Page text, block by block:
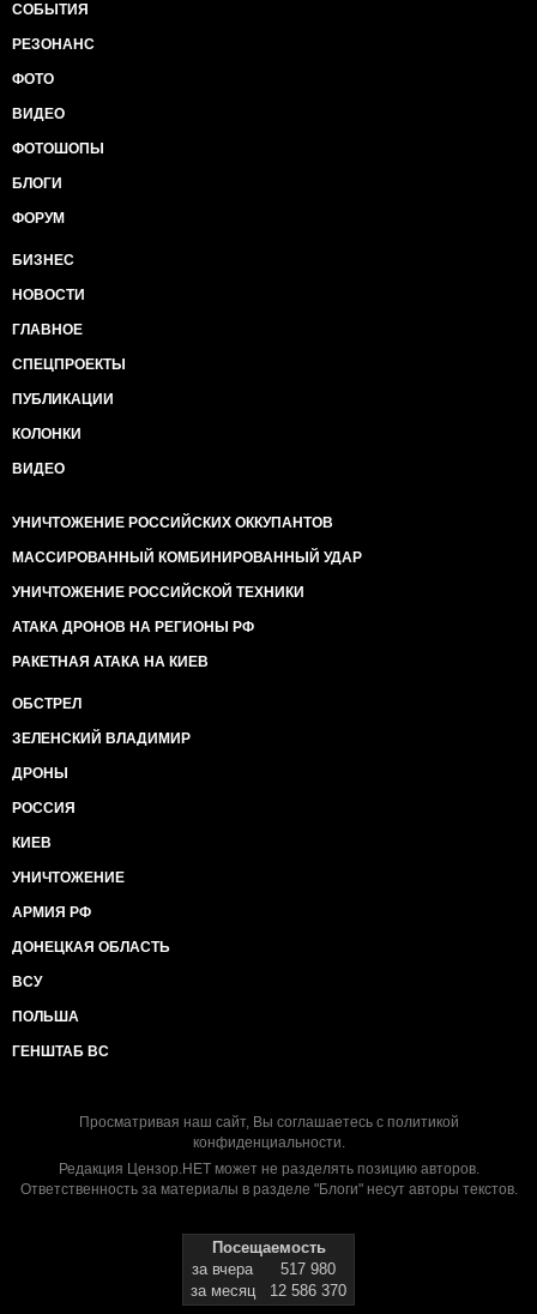
СОБЫТИЯ
РЕЗОНАНС
ФОТО
ВИДЕО
ФОТОШОПЫ
БЛОГИ
ФОРУМ
БИЗНЕС
НОВОСТИ
ГЛАВНОЕ
СПЕЦПРОЕКТЫ
ПУБЛИКАЦИИ
КОЛОНКИ
ВИДЕО
УНИЧТОЖЕНИЕ РОССИЙСКИХ ОККУПАНТОВ
МАССИРОВАННЫЙ КОМБИНИРОВАННЫЙ УДАР
УНИЧТОЖЕНИЕ РОССИЙСКОЙ ТЕХНИКИ
АТАКА ДРОНОВ НА РЕГИОНЫ РФ
РАКЕТНАЯ АТАКА НА КИЕВ
ОБСТРЕЛ
ЗЕЛЕНСКИЙ ВЛАДИМИР
ДРОНЫ
РОССИЯ
КИЕВ
УНИЧТОЖЕНИЕ
АРМИЯ РФ
ДОНЕЦКАЯ ОБЛАСТЬ
ВСУ
ПОЛЬША
ГЕНШТАБ ВС
Просматривая наш сайт, Вы соглашаетесь с политикой
конфиденциальности.
Редакция Цензор.НЕТ может не разделять позицию авторов.
Ответственность за материалы в разделе "Блоги" несут авторы текстов.
Посещаемость
за вчера
517 980
за месяц
12 586 370